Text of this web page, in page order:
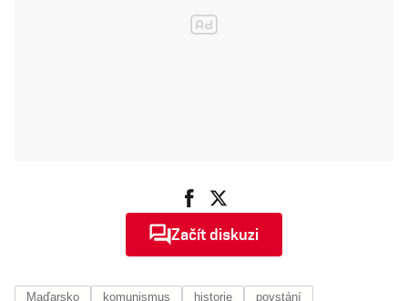
Začít diskuzi
Maďarsko komunismus historie povstání